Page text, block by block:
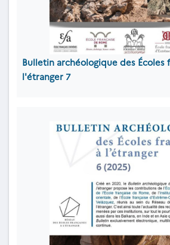
Bulletin archéologique des Écoles
l'étranger 7